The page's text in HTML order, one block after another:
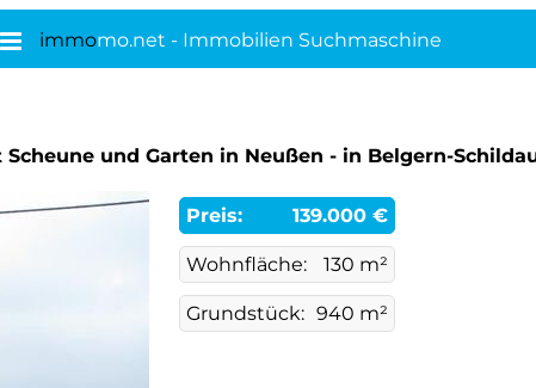
immomo.net - Immobilien Suchmaschine
und Garten in Neußen - in Belgern-
Preis: 139.000 €
Wohnfläche: 130 m²
Grundstück: 940 m²